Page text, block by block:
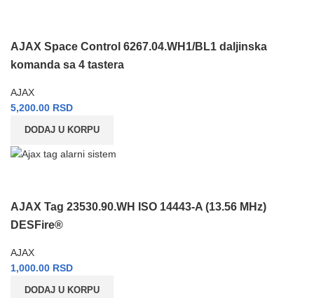
AJAX Space Control 6267.04.WH1/BL1 daljinska
komanda sa 4 tastera
AJAX
5,200.00 RSD
DODAJ U KORPU
AJAX Tag 23530.90.WH ISO 14443-A (13.56 MHz)
DESFire®
AJAX
1,000.00 RSD
DODAJ U KORPU